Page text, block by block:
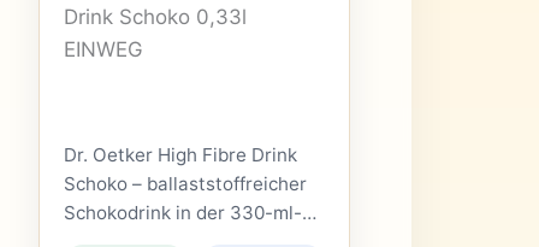
Dr. Oetker High Fibre Drink
Schoko – ballaststoffreicher
Schokodrink in der 330-ml-